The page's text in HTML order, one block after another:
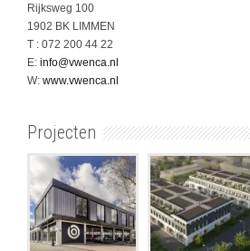
Rijksweg 100
1902 BK LIMMEN
T : 072 200 44 22
E: info@vwenca.nl
W: www.vwenca.nl
Projecten